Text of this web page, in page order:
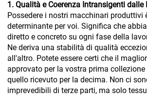
1. Qualità e Coerenza Intransigenti dalle
Possedere i nostri macchinari produttivi
determinante per voi. Significa che
diretto e concreto su ogni fase della
Ne deriva una stabilità di qualità
all'altro. Potete essere certi che il
approvato per la vostra prima
quello ricevuto per la decima. Non ci
imprevedibili di terze parti, ma solo